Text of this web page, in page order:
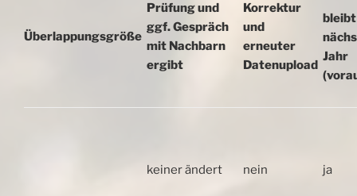
Überlappungsgröße
Prüfung und
ggf. Gespräch
mit Nachbarn
ergibt
Korrektur
und
erneuter
Datenupload
Jahr
keiner ändert nein ja